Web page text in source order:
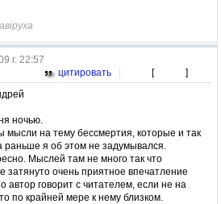
г. 22:57
цитировать
| [
]
ночью.
мысли на тему бессмертия, которые и так
раньше я об этом не задумывался.
Мыслей там не много так что
затянуто очень приятное впечатление
автор говорит с читателем, если не на
по крайней мере к нему близком.